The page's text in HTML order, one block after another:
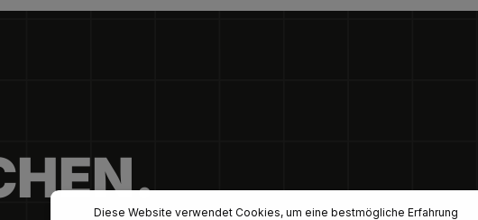
Diese Website verwendet Cookies, um eine bestmögliche Erfahrung